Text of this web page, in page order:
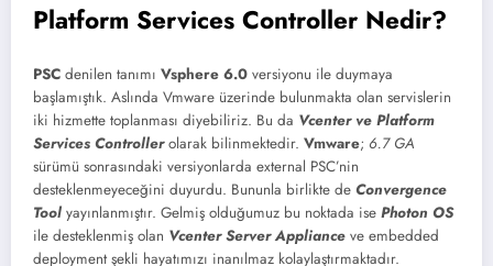
Platform Services Controller Nedir?
PSC denilen tanımı Vsphere 6.0 versiyonu ile duymaya
başlamıştık. Aslında Vmware üzerinde bulunmakta olan servislerin
iki hizmette toplanması diyebiliriz. Bu da Vcenter ve Platform
Services Controllerolarak bilinmektedir. Vmware; 6.7 GA
sürümü sonrasındaki versiyonlarda external PSC’nin
desteklenmeyeceğini duyurdu. Bununla birlikte de Convergence
Tool yayınlanmıştır. Gelmiş olduğumuz bu noktada ise Photon OS
ile desteklenmiş olan Vcenter Server Appliance ve embedded
deployment şekli hayatımızı inanılmaz kolaylaştırmaktadır.